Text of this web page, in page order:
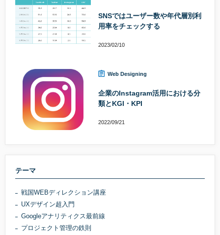
SNSではユーザー数や年代層別利
用率をチェックする
2023/02/10
Web Designing
企業のInstagram活用における分
類とKGI・KPI
2022/09/21
テーマ
戦国WEBディレクション講座
UXデザイン超入門
Googleアナリティクス最前線
プロジェクト管理の鉄則